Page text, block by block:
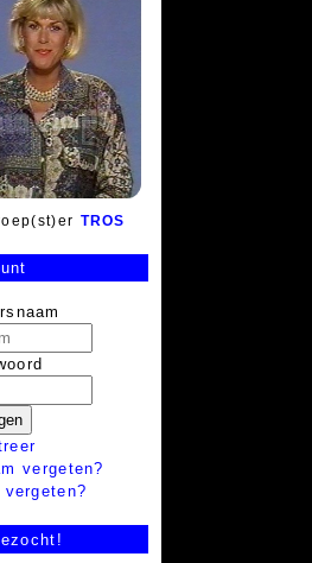
TROS
vergeten?
vergeten?